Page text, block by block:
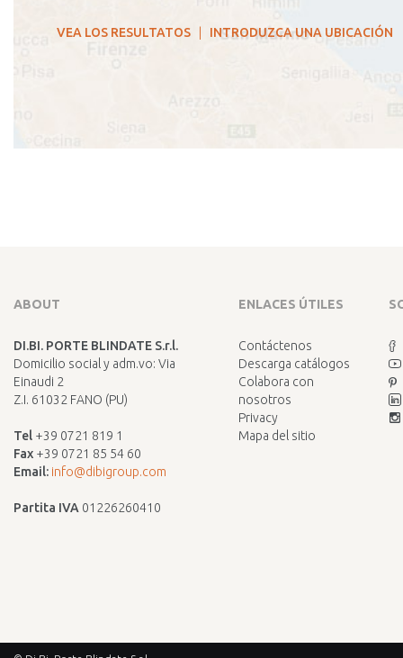
VEA LOS RESULTATOS | INTRODUZCA UNA UBICACIÓN
ABOUT
DI.BI. PORTE BLINDATE S.r.l.
Domicilio social y adm.vo: Via
Einaudi 2
Z.I. 61032 FANO (PU)
Tel +39 0721 819 1
Fax +39 0721 85 54 60
Email: info@dibigroup.com
Partita IVA 01226260410
ENLACES ÚTILES
Contáctenos
Descarga catálogos
Colabora con
nosotros
Privacy
Mapa del sitio